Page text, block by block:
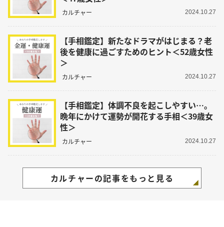
カルチャー 2024.10.27
【手相鑑定】新たなドラマがはじまる？老
後を健康に過ごすためのヒント＜52歳女性
＞
カルチャー 2024.10.27
【手相鑑定】体調不良を起こしやすい…。
晩年にかけて運勢が開花する手相＜39歳女
性＞
カルチャー 2024.10.27
カルチャーの記事をもっと見る